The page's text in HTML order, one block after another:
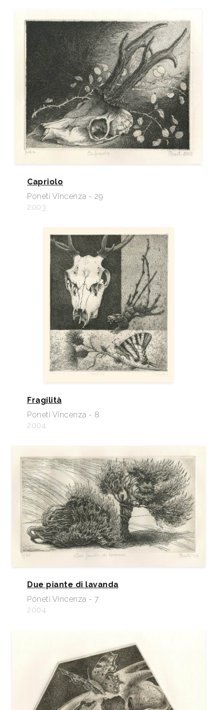
Capriolo
Poneti Vincenza - 29
2003
Fragilità
Poneti Vincenza - 8
2004
Due piante di lavanda
Poneti Vincenza - 7
2004